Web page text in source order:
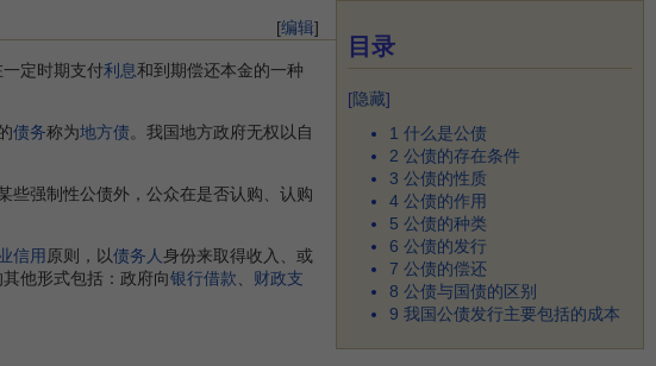
目录
[隐藏]
1 什么是公债
2 公债的存在条件
3 公债的性质
4 公债的作用
5 公债的种类
6 公债的发行
7 公债的偿还
8 公债与国债的区别
9 我国公债发行主要包括的成本
[编辑]
一定时期支付利息和到期偿还本金的一种
债务称为地方债。我国地方政府无权以自
些强制性公债外，公众在是否认购、认购
信用原则，以债务人身份来取得收入、或
他形式包括：政府向银行借款、 财政支